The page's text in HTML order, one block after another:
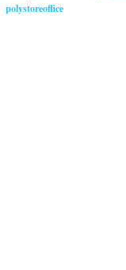
polystoreoffice